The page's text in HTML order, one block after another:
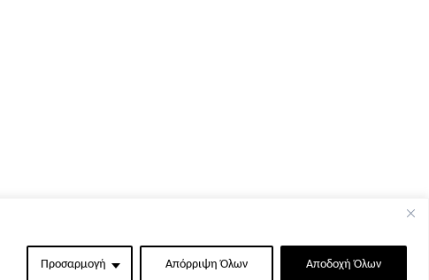
Προσαρμογή Απόρριψη Όλων Αποδοχή Όλων